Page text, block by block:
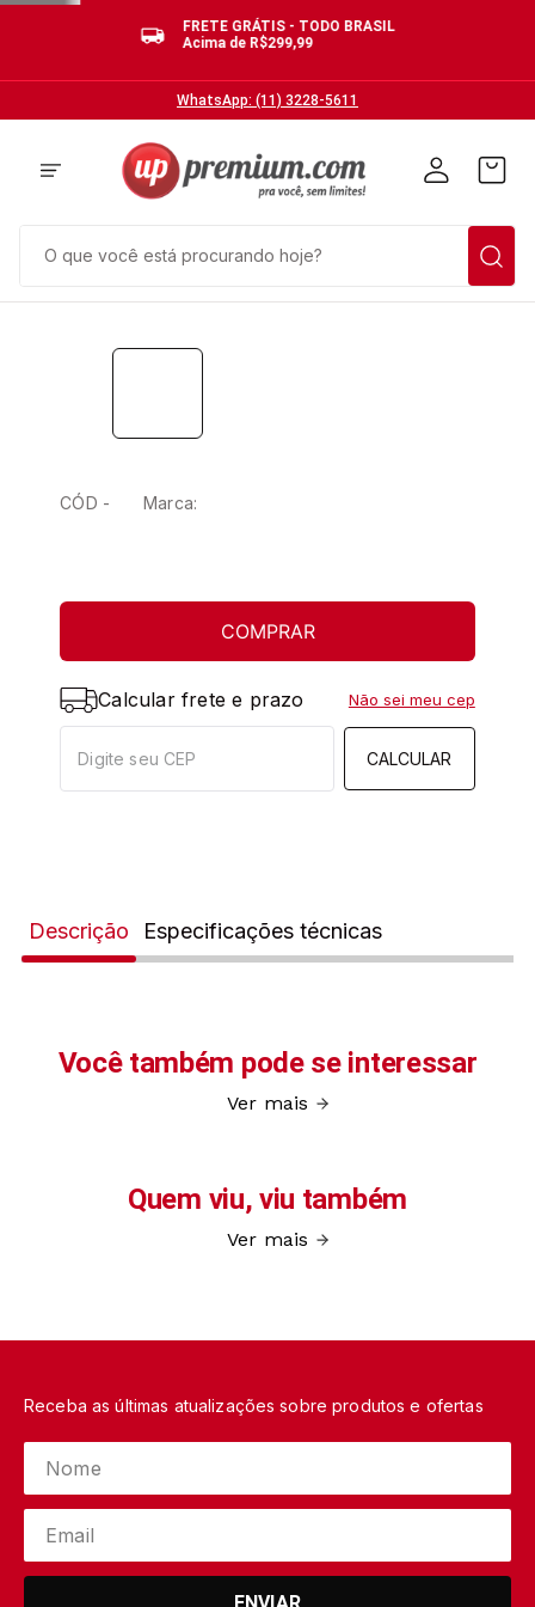
FRETE GRÁTIS - TODO BRASIL
Acima de R$299,99
WhatsApp: (11) 3228-5611
CÓD - Marca:
COMPRAR
Calcular frete e prazo
CALCULAR
Não sei meu cep
Descrição Especificações técnicas
Você também pode se interessar
Ver mais
Quem viu, viu também
Ver mais
Receba as últimas atualizações sobre produtos e ofertas